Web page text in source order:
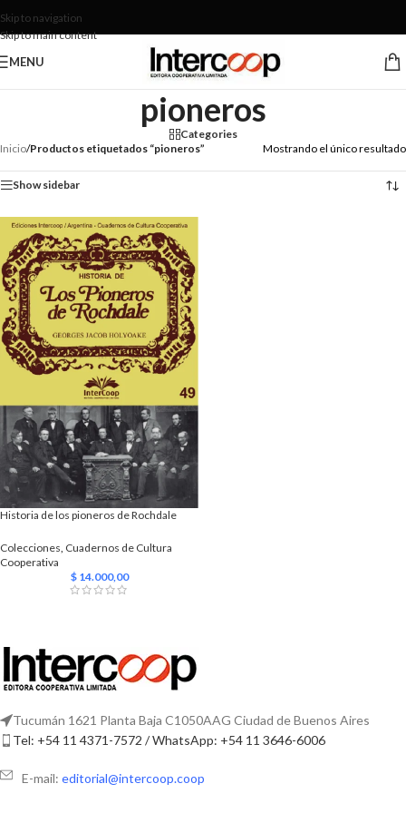
Skip to navigation
Skip to main content
MENU
pioneros
Categories
Inicio/Productos etiquetados “pioneros” Mostrando el único resultado
Show sidebar
Historia de los pioneros de Rochdale
Colecciones Cuadernos de Cultura
Cooperativa
$14.000,00
Tucumán 1621 Planta Baja C1050AAG Ciudad de Buenos Aires
Tel: +54 11 4371-7572 / WhatsApp: +54 11 3646-6006
E-mail: editorial@intercoop.coop